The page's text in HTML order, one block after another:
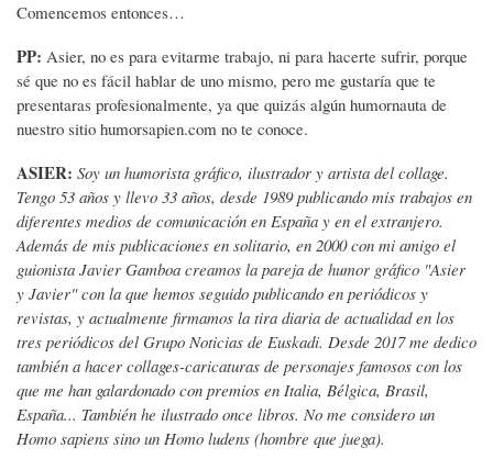
Comencemos entonces…
PP: Asier, no es para evitarme trabajo, ni para hacerte sufrir, porque
sé que no es fácil hablar de uno mismo, pero me gustaría que te
presentaras profesionalmente, ya que quizás algún humornauta de
nuestro sitio humorsapien.com no te conoce.
ASIER: Soy un humorista gráfico, ilustrador y artista del collage.
Tengo 53 años y llevo 33 años, desde 1989 publicando mis trabajos en
diferentes medios de comunicación en España y en el extranjero.
Además de mis publicaciones en solitario, en 2000 con mi amigo el
guionista Javier Gamboa creamos la pareja de humor gráfico "Asier
y Javier" con la que hemos seguido publicando en periódicos y
revistas, y actualmente firmamos la tira diaria de actualidad en los
tres periódicos del Grupo Noticias de Euskadi. Desde 2017 me dedico
también a hacer collages-caricaturas de personajes famosos con los
que me han galardonado con premios en Italia, Bélgica, Brasil,
España... También he ilustrado once libros. No me considero un
Homo sapiens sino un Homo ludens (hombre que juega).